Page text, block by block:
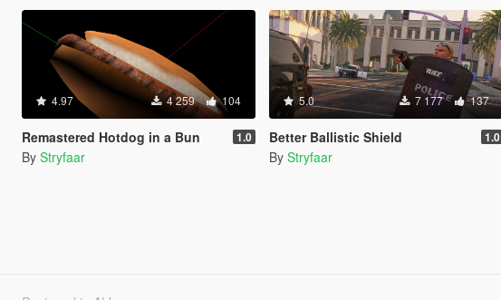
4.97 4 259 104
Remastered Hotdog in a Bun 1.0
By Stryfaar
5.0 7 177 137
Better Ballistic Shield 1.0
By Stryfaar